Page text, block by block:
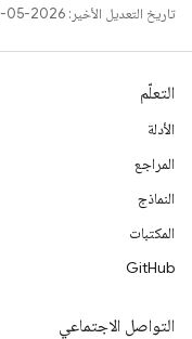
تاريخ التعديل الأخير: 2026-05-28 (حسب التوقيت العالمي المتفَّق عليه)
التعلّم
الأدلة
المراجع
النماذج
المكتبات
GitHub
التواصل الاجتماعي